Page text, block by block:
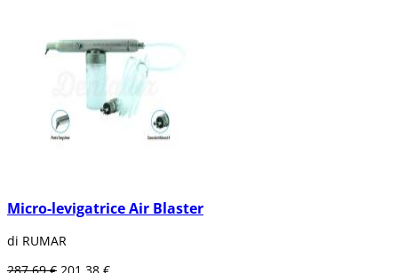
Micro-levigatrice Air Blaster
di RUMAR